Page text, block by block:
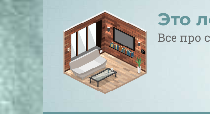
к
контенту
Это
Все про